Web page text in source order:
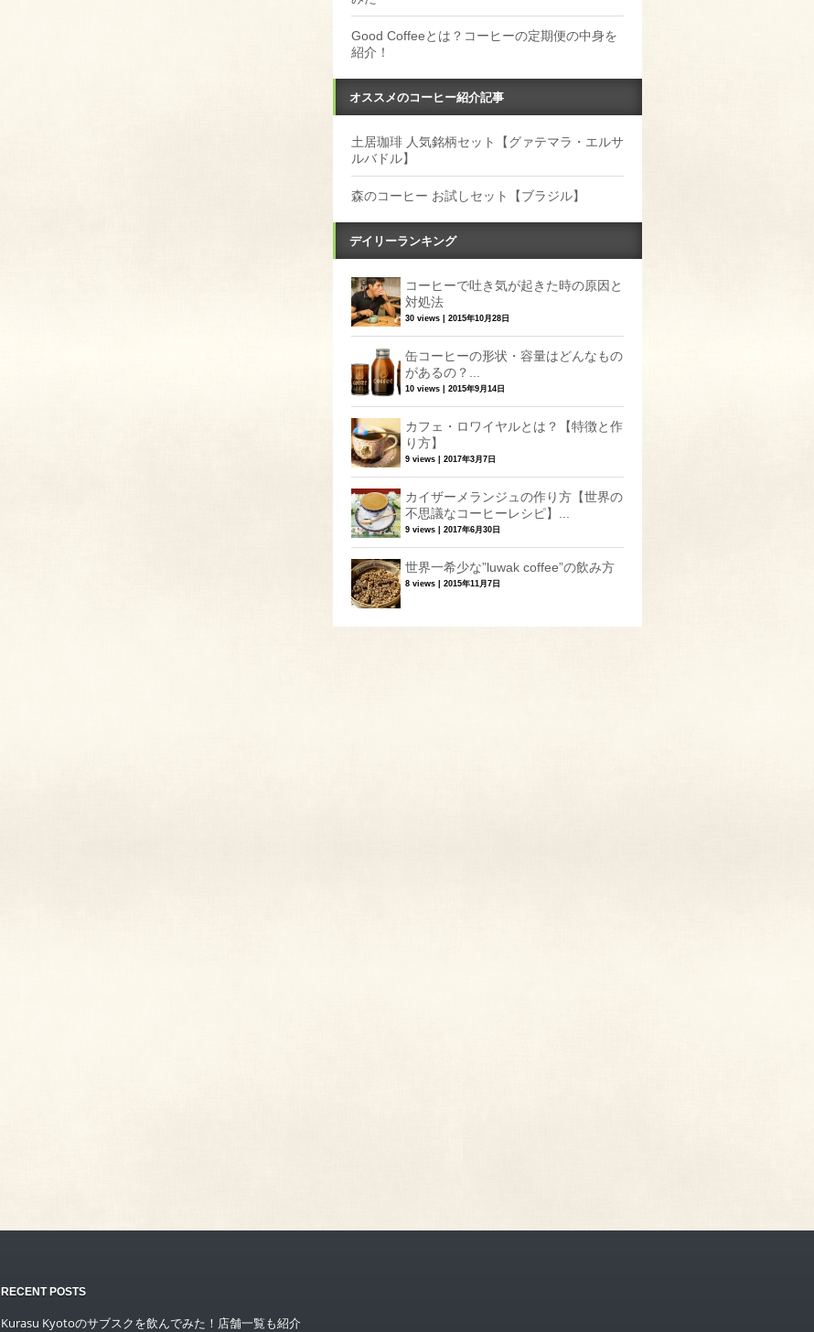
Good Coffeeとは？コーヒーの定期便の中身を
紹介！
オススメのコーヒー紹介記事
土居珈琲 人気銘柄セット【グァテマラ・エルサ
ルバドル】
森のコーヒー お試しセット【ブラジル】
デイリーランキング
コーヒーで吐き気が起きた時の原因と
対処法
30 views 2015年10月28日
缶コーヒーの形状・容量はどんなもの
があるの？...
10 views 2015年9月14日
カフェ・ロワイヤルとは？【特徴と作
り方】
9 views 2017年3月7日
カイザーメランジュの作り方【世界の
不思議なコーヒーレシピ】...
9 views 2017年6月30日
世界一希少な”luwak coffee”の飲み方
8 views 2015年11月7日
RECENT POSTS
Kurasu Kyotoのサブスクを飲んでみた！店舗一覧も紹介